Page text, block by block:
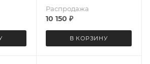
Распродажа
10 150 ₽
В КОРЗИНУ